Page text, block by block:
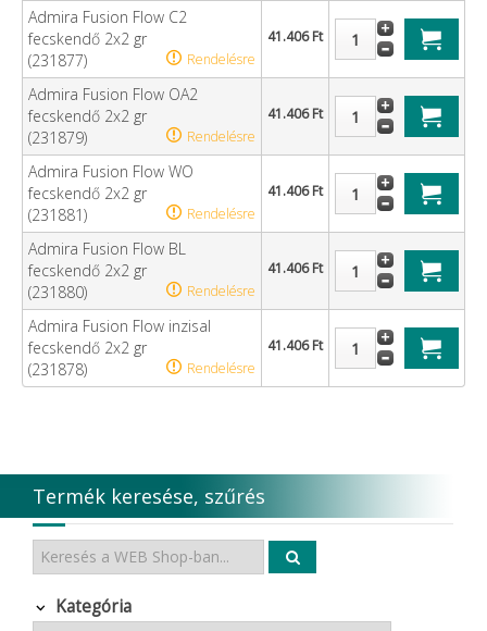
Admira Fusion Flow C2
fecskendő 2x2 gr
(231877)
Rendelésre
41.406 Ft
Admira Fusion Flow OA2
fecskendő 2x2 gr
(231879)
Rendelésre
41.406 Ft
Admira Fusion Flow WO
fecskendő 2x2 gr
(231881)
Rendelésre
41.406 Ft
Admira Fusion Flow BL
fecskendő 2x2 gr
(231880)
Rendelésre
41.406 Ft
Admira Fusion Flow inzisal
fecskendő 2x2 gr
(231878)
Rendelésre
41.406 Ft
Termék keresése, szűrés
Kategória